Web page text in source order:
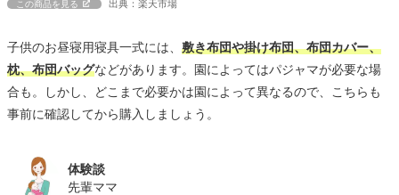
この商品を見る 出典：楽天市場
子供のお昼寝用寝具一式には、 敷き布団や掛け布団、布団カバー、
枕、布団バッグなどがあります。園によってはパジャマが必要な場
合も。しかし、どこまで必要かは園によって異なるので、こちらも
事前に確認してから購入しましょう。
体験談
先輩ママ